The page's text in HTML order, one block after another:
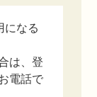
になる
は、登
電話で